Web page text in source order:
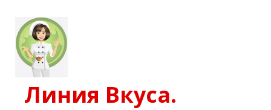
Линия Вкуса.